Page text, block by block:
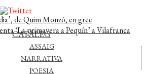
CATÀLEG
ASSAIG
NARRATIVA
POESIA
de Quim Monzó, en grec
‘La primavera a Pequín’ a Vilafranca
Actualitat